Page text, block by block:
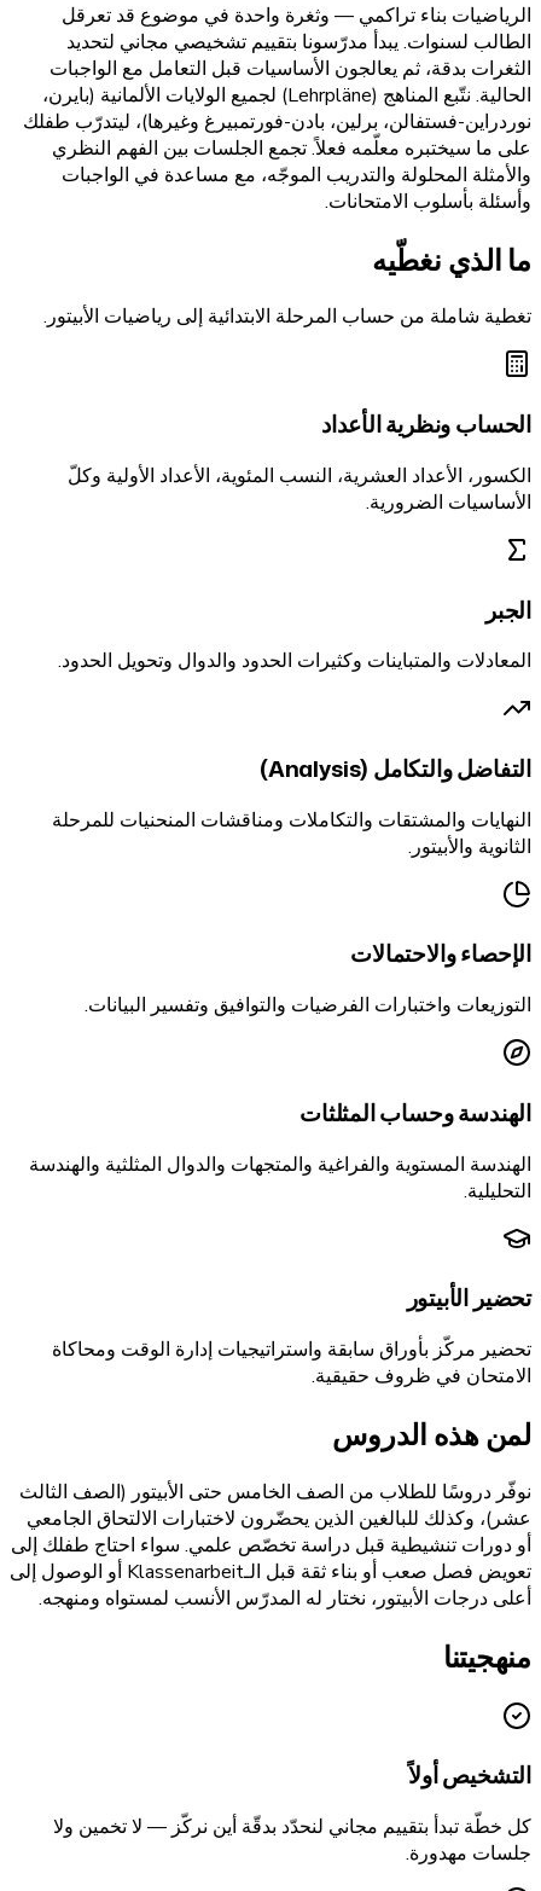
الرياضيات بناء تراكمي — وثغرة واحدة في موضوع قد تعرقل
الطالب لسنوات. يبدأ مدرّسونا بتقييم تشخيصي مجاني لتحديد
الثغرات بدقة، ثم يعالجون الأساسيات قبل التعامل مع الواجبات
الحالية. نتّبع المناهج (Lehrpläne) لجميع الولايات الألمانية (بايرن،
نوردراين-فستفالن، برلين، بادن-فورتمبيرغ وغيرها)، ليتدرّب طفلك
على ما سيختبره معلّمه فعلاً. تجمع الجلسات بين الفهم النظري
والأمثلة المحلولة والتدريب الموجّه، مع مساعدة في الواجبات
وأسئلة بأسلوب الامتحانات.
ما الذي نغطّيه
تغطية شاملة من حساب المرحلة الابتدائية إلى رياضيات الأبيتور.
الحساب ونظرية الأعداد
الكسور، الأعداد العشرية، النسب المئوية، الأعداد الأولية وكلّ
الأساسيات الضرورية.
الجبر
المعادلات والمتباينات وكثيرات الحدود والدوال وتحويل الحدود.
التفاضل والتكامل (Analysis)
النهايات والمشتقات والتكاملات ومناقشات المنحنيات للمرحلة
الثانوية والأبيتور.
الإحصاء والاحتمالات
التوزيعات واختبارات الفرضيات والتوافيق وتفسير البيانات.
الهندسة وحساب المثلثات
الهندسة المستوية والفراغية والمتجهات والدوال المثلثية والهندسة
التحليلية.
تحضير الأبيتور
تحضير مركّز بأوراق سابقة واستراتيجيات إدارة الوقت ومحاكاة
الامتحان في ظروف حقيقية.
لمن هذه الدروس
نوفّر دروسًا للطلاب من الصف الخامس حتى الأبيتور (الصف الثالث
عشر)، وكذلك للبالغين الذين يحضّرون لاختبارات الالتحاق الجامعي
أو دورات تنشيطية قبل دراسة تخصّص علمي. سواء احتاج طفلك إلى
تعويض فصل صعب أو بناء ثقة قبل الـKlassenarbeit أو الوصول إلى
أعلى درجات الأبيتور، نختار له المدرّس الأنسب لمستواه ومنهجه.
منهجيتنا
التشخيص أولاً
كل خطّة تبدأ بتقييم مجاني لنحدّد بدقّة أين نركّز — لا تخمين ولا
جلسات مهدورة.